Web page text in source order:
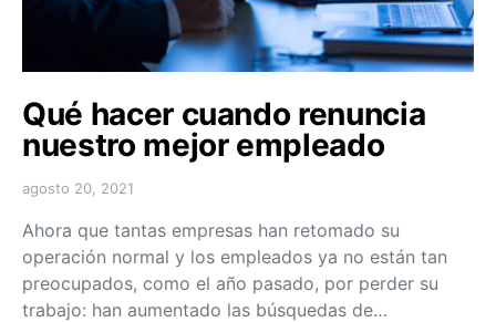
Qué hacer cuando renuncia
nuestro mejor empleado
agosto 20, 2021
Ahora que tantas empresas han retomado su
operación normal y los empleados ya no están tan
preocupados, como el año pasado, por perder su
trabajo: han aumentado las búsquedas de…